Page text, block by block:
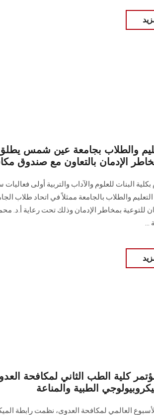
والطلاب بجامعة عين شمس
الإدمان بالتعاون مع صندوق
البنات للعلوم والآداب والتربية أولى
والطلاب بالجامعة ممثلاً في اتحاد طلاب
للتوعية بمخاطر الإدمان وذلك تحت رعاية أ.د.
...
كلية الطب الثاني لمكافحة
الطبية والمناعة
العالمي لمكافحة العدوى، نظمت رابطة